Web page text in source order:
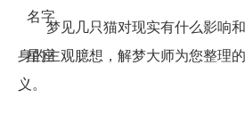
名字
星座
梦见几只猫对现实有什么影响和
身的主观臆想，解梦大师为您整理
义。